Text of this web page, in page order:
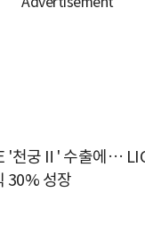
'천궁Ⅱ' 수출에…
30% 성장